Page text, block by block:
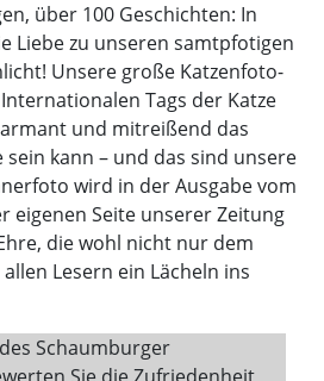
über 100 Geschichten: In
Liebe zu unseren samtpfotigen
Unsere große Katzenfoto-
Tags der Katze
und mitreißend das
sein kann – und das sind unsere
wird in der Ausgabe vom
eigenen Seite unserer Zeitung
die wohl nicht nur dem
Lesern ein Lächeln ins
Schaumburger